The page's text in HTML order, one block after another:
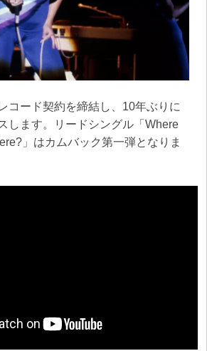
コード契約を締結し、10年ぶりに
します。リードシングル「Where
」はカムバック第一弾となりま